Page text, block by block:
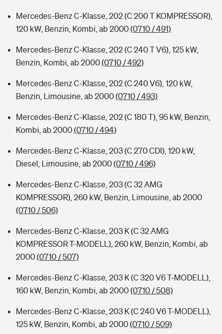
Mercedes-Benz C-Klasse, 202 (C 200 T KOMPRESSOR),
120 kW, Benzin, Kombi, ab 2000(0710 / 491)
Mercedes-Benz C-Klasse, 202 (C 240 T V6), 125 kW,
Benzin, Kombi, ab 2000(0710 / 492)
Mercedes-Benz C-Klasse, 202 (C 240 V6), 120 kW,
Benzin, Limousine, ab 2000(0710 / 493)
Mercedes-Benz C-Klasse, 202 (C 180 T), 95 kW, Benzin,
Kombi, ab 2000(0710 / 494)
Mercedes-Benz C-Klasse, 203 (C 270 CDI), 120 kW,
Diesel, Limousine, ab 2000(0710 / 496)
Mercedes-Benz C-Klasse, 203 (C 32 AMG
KOMPRESSOR), 260 kW, Benzin, Limousine, ab 2000
(0710 / 506)
Mercedes-Benz C-Klasse, 203 K (C 32 AMG
KOMPRESSOR T-MODELL), 260 kW, Benzin, Kombi, ab
2000(0710 / 507)
Mercedes-Benz C-Klasse, 203 K (C 320 V6 T-MODELL),
160 kW, Benzin, Kombi, ab 2000(0710 / 508)
Mercedes-Benz C-Klasse, 203 K (C 240 V6 T-MODELL),
125 kW, Benzin, Kombi, ab 2000(0710 / 509)